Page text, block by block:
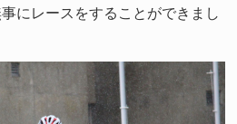
にレースをすることができまし